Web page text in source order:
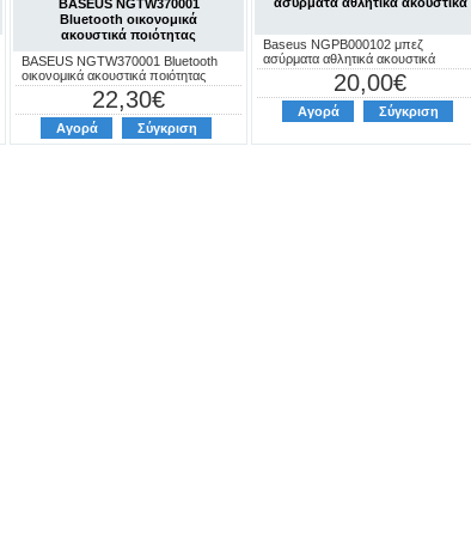
BASEUS NGTW370001
Bluetooth οικονομικά
ακουστικά ποιότητας
BASEUS NGTW370001 Bluetooth
οικονομικά ακουστικά ποιότητας
22,30€
Αγορά Σύγκριση
Baseus NGPB000102 μπεζ
ασύρματα αθλητικά ακουστικά
20,00€
Αγορά Σύγκριση